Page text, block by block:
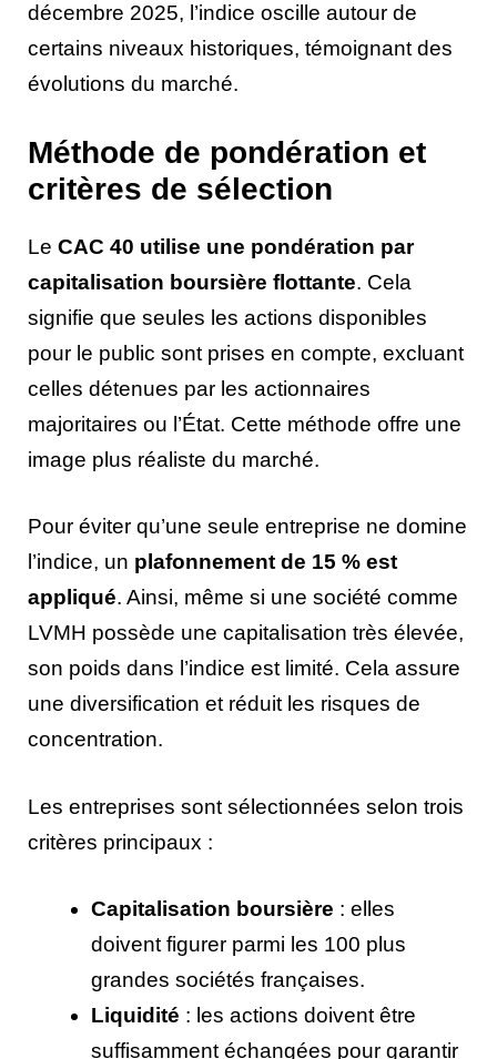
décembre 2025, l’indice oscille autour de
certains niveaux historiques, témoignant des
évolutions du marché.
Méthode de pondération et
critères de sélection
Le CAC 40 utilise une pondération par
capitalisation boursière flottante. Cela
signifie que seules les actions disponibles
pour le public sont prises en compte, excluant
celles détenues par les actionnaires
majoritaires ou l’État. Cette méthode offre une
image plus réaliste du marché.
Pour éviter qu’une seule entreprise ne domine
l’indice, un plafonnement de 15 % est
appliqué. Ainsi, même si une société comme
LVMH possède une capitalisation très élevée,
son poids dans l’indice est limité. Cela assure
une diversification et réduit les risques de
concentration.
Les entreprises sont sélectionnées selon trois
critères principaux :
Capitalisation boursière : elles
doivent figurer parmi les 100 plus
grandes sociétés françaises.
Liquidité : les actions doivent être
suffisamment échangées pour garantir